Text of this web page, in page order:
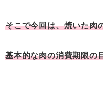
そこで今回は、焼いた肉
基本的な肉の消費期限の